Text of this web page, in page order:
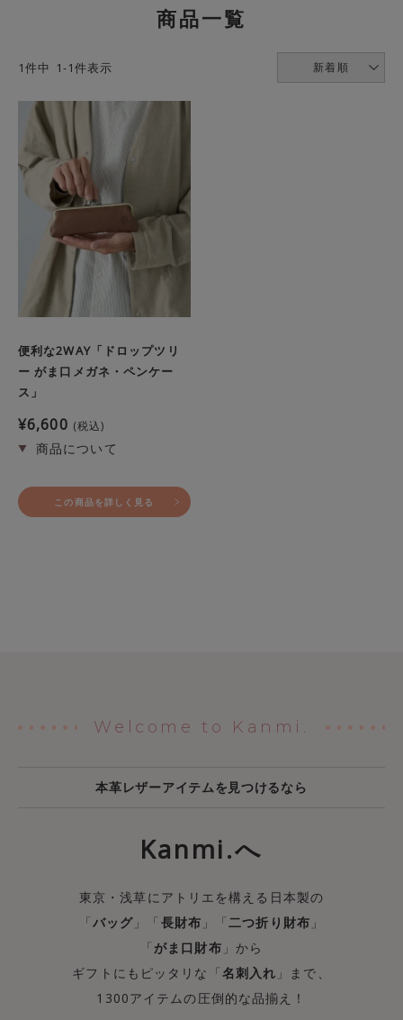
商品一覧
新着順
1件中 1-1件表示
便利な2WAY「ドロップツリ
ー がま口メガネ・ペンケー
ス」
¥6,600 税込
この商品を詳しく見る
Welcome to Kanmi.
本革レザーアイテムを見つけるなら
Kanmi.へ
東京・浅草にアトリエを構える日本製の
「バッグ 」「 長財布 」「二つ折り財布 」
「 がま口財布 」から
ギフトにもピッタリな「名刺入れ 」まで、
1300アイテムの圧倒的な品揃え！